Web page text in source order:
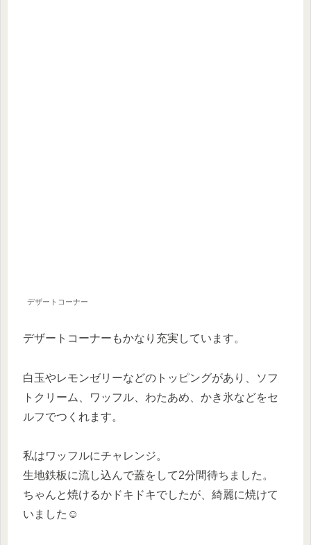
デザートコーナー
デザートコーナーもかなり充実しています。
白玉やレモンゼリーなどのトッピングがあり、ソフ
トクリーム、ワッフル、わたあめ、かき氷などをセ
ルフでつくれます。
私はワッフルにチャレンジ。
生地鉄板に流し込んで蓋をして2分間待ちました。
ちゃんと焼けるかドキドキでしたが、綺麗に焼けて
いました☺